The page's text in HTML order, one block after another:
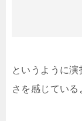
というように
さを感じている